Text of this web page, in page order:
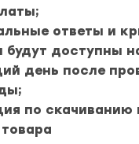
ответы и
будут доступны
день после
по скачиванию
товара